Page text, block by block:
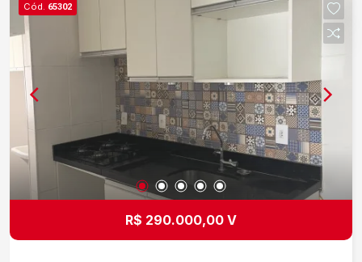
Cód. 65302
R$ 290.000,00 V